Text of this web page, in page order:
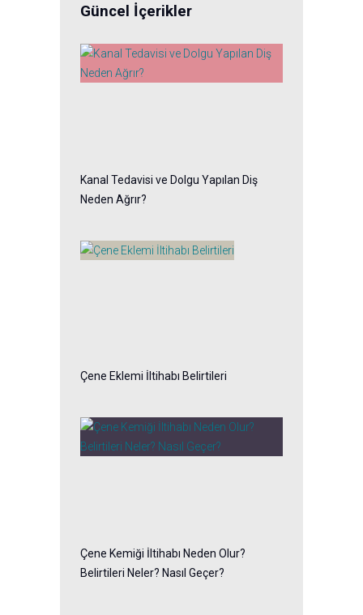
Güncel İçerikler
Kanal Tedavisi ve Dolgu Yapılan Diş
Neden Ağrır?
Çene Eklemi İltihabı Belirtileri
Çene Kemiği İltihabı Neden Olur?
Belirtileri Neler? Nasıl Geçer?